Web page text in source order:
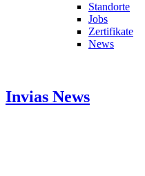
Standorte
Jobs
Zertifikate
News
Invias News